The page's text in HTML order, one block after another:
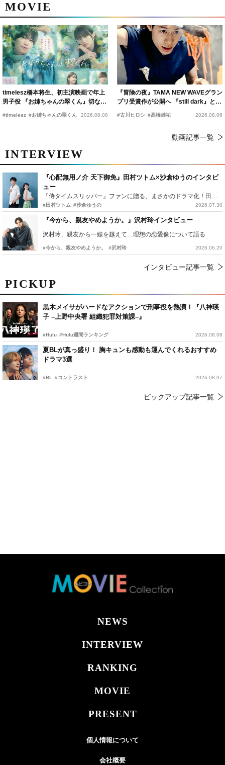
PICKUP
黒木メイサがハードなアクションで刑事役を熱演！『八神瑛
子 –上野中央署 組織犯罪対策課–』
#Hulu #Hulu週間ランキング 2026.08.08
夏BLが真っ盛り！ 胸キュンも感動も運んでくれるおすすめ
ドラマ3選
#BL #コントラスト 2026.08.07
ピックアップ記事一覧
MOVIE
timelesz橋本将生、初主演映画で年上
男子役 『お姉ちゃんの翠くん』切ない
恋の幕開けを予感
#timelesz #お姉ちゃんの翠くん 2026.08.08
『冒険の夜』TAMA NEW WAVEグラン
プリ受賞作が公開へ 『still dark』と同
時上映決定
#古川ヒロシ #髙橋雄祐 2026.08.06
動画記事一覧
INTERVIEW
『心配無用ノ介 天下御免』田村ツトム×沙倉ゆうのインタビ
ュー
『侍タイムスリッパー』ファンに贈る、まさかのドラマ化！田村ツトム×沙倉ゆうのが語る『心配無用ノ介』撮影秘話
#田村ツトム #沙倉ゆうの 2026.07.30
『今から、親友やめようか。』沢村玲インタビュー
沢村玲、親友から一線を越えて…理想の恋愛像について語る
#今から、親友やめようか。 #沢村玲 2026.06.20
インタビュー記事一覧
NEWS
INTERVIEW
RANKING
MOVIE
PRESENT
個人情報について
会社概要